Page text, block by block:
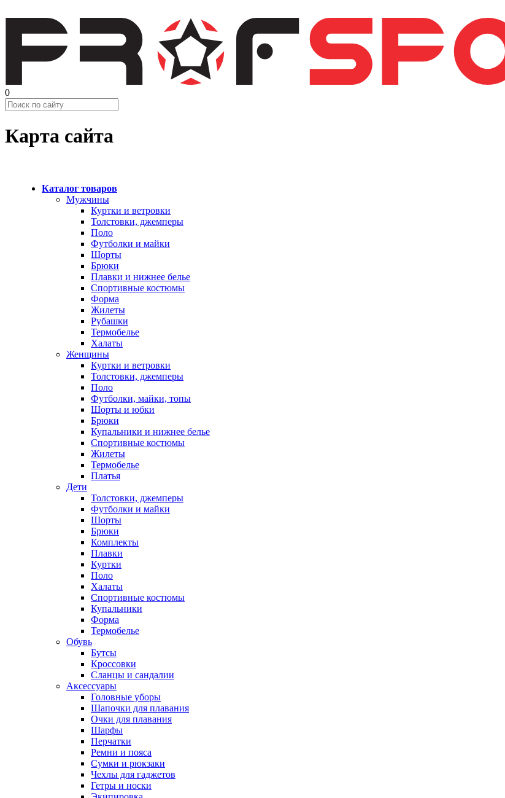
0
Карта сайта
Каталог товаров
Мужчины
Куртки и ветровки
Толстовки, джемперы
Поло
Футболки и майки
Шорты
Брюки
Плавки и нижнее белье
Спортивные костюмы
Форма
Жилеты
Рубашки
Термобелье
Халаты
Женщины
Куртки и ветровки
Толстовки, джемперы
Поло
Футболки, майки, топы
Шорты и юбки
Брюки
Купальники и нижнее белье
Спортивные костюмы
Жилеты
Термобелье
Платья
Дети
Толстовки, джемперы
Футболки и майки
Шорты
Брюки
Комплекты
Плавки
Куртки
Поло
Халаты
Спортивные костюмы
Купальники
Форма
Термобелье
Обувь
Бутсы
Кроссовки
Сланцы и сандалии
Аксессуары
Головные уборы
Шапочки для плавания
Очки для плавания
Шарфы
Перчатки
Ремни и пояса
Сумки и рюкзаки
Чехлы для гаджетов
Гетры и носки